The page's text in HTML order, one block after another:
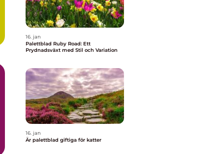
16. jan
Palettblad Ruby Road: Ett
Prydnadsväxt med Stil och Variation
16. jan
Är palettblad giftiga för katter